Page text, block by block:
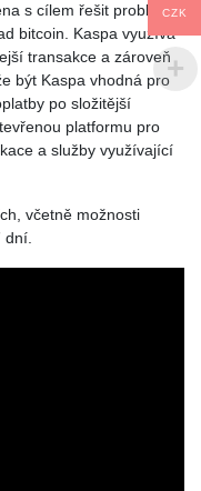
s cílem řešit problémy,
bitcoin. Kaspa využívá
transakce a zároveň
být Kaspa vhodná pro
po složitější
platformu pro
a služby využívající
včetně možnosti
CZK